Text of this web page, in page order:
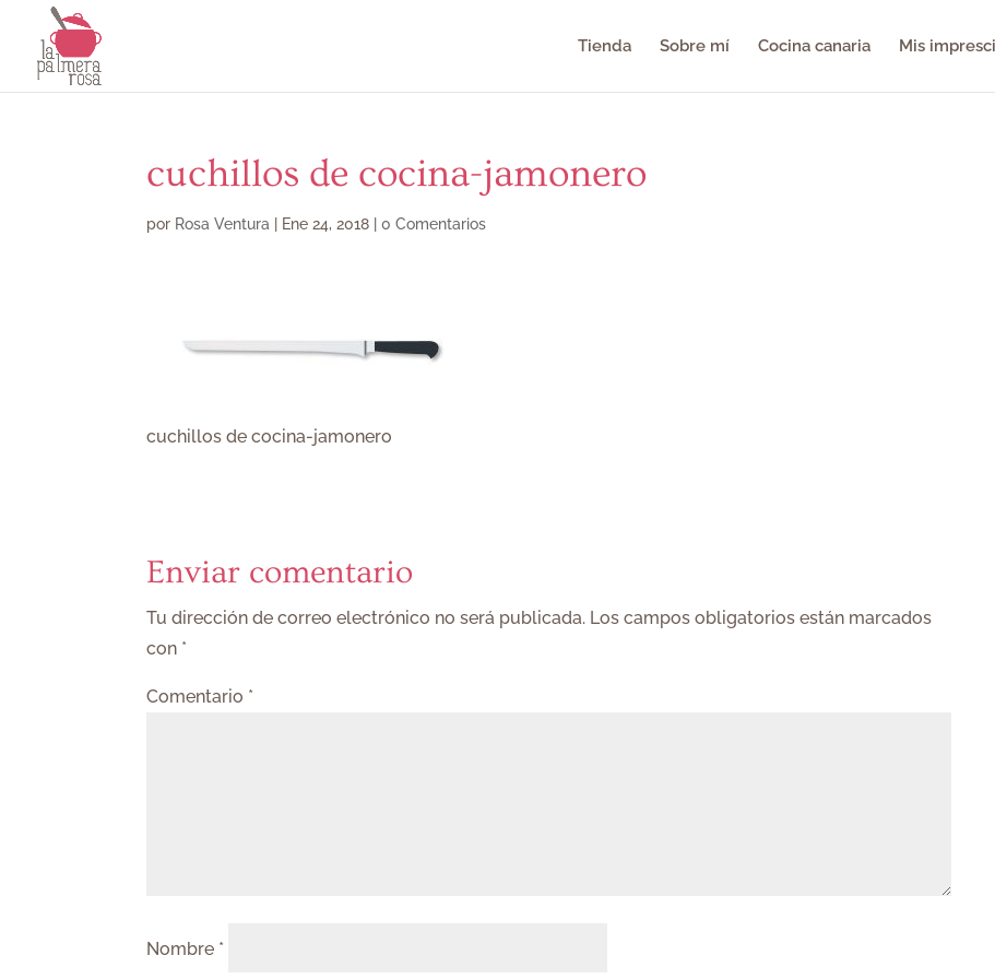
Tienda Sobre mí Cocina canaria Mis
cuchillos de cocina-jamonero
por Rosa Ventura Ene 24, 2018 |0 Comentarios
cuchillos de cocina-jamonero
Enviar comentario
Tu dirección de correo electrónico no será publicada. Los campos obligatorios están marcados
con *
Comentario *
Nombre *